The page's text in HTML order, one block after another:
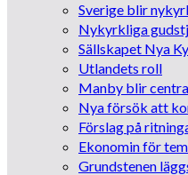
Sverige blir
Nykyrkliga
Sällskapet Nya
Utlandets roll
Manby blir
Nya försök att
Förslag på
Ekonomin för
Grundstenen